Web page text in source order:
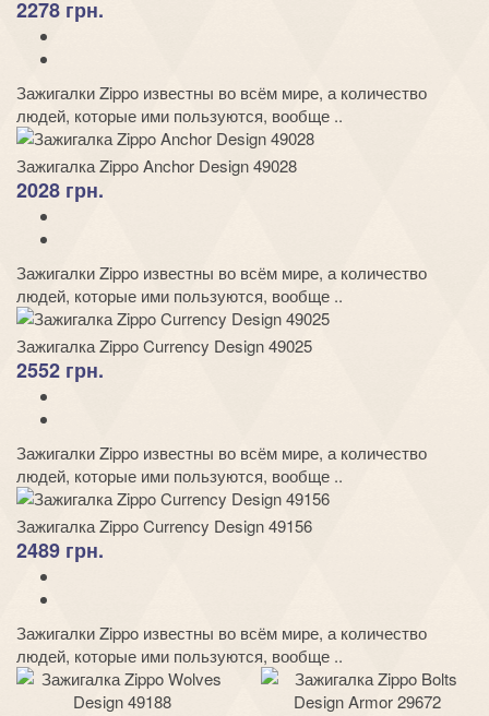
2278 грн.
Зажигалки Zippo известны во всём мире, а количество
людей, которые ими пользуются, вообще ..
Зажигалка Zippo Anchor Design 49028
2028 грн.
Зажигалки Zippo известны во всём мире, а количество
людей, которые ими пользуются, вообще ..
Зажигалка Zippo Currency Design 49025
2552 грн.
Зажигалки Zippo известны во всём мире, а количество
людей, которые ими пользуются, вообще ..
Зажигалка Zippo Currency Design 49156
2489 грн.
Зажигалки Zippo известны во всём мире, а количество
людей, которые ими пользуются, вообще ..